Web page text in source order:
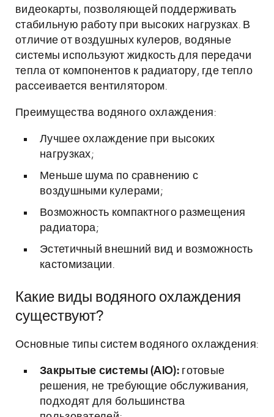
видеокарты, позволяющей поддерживать
стабильную работу при высоких нагрузках. В
отличие от воздушных кулеров, водяные
системы используют жидкость для передачи
тепла от компонентов к радиатору, где тепло
рассеивается вентилятором.
Преимущества водяного охлаждения:
Лучшее охлаждение при высоких
нагрузках;
Меньше шума по сравнению с
воздушными кулерами;
Возможность компактного размещения
радиатора;
Эстетичный внешний вид и возможность
кастомизации.
Какие виды водяного охлаждения
существуют?
Основные типы систем водяного охлаждения:
Закрытые системы (AIO):готовые
решения, не требующие обслуживания,
подходят для большинства